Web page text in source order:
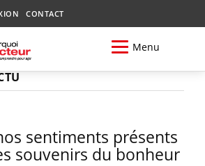
CONTACT
Menu
sentiments présents
souvenirs du bonheur